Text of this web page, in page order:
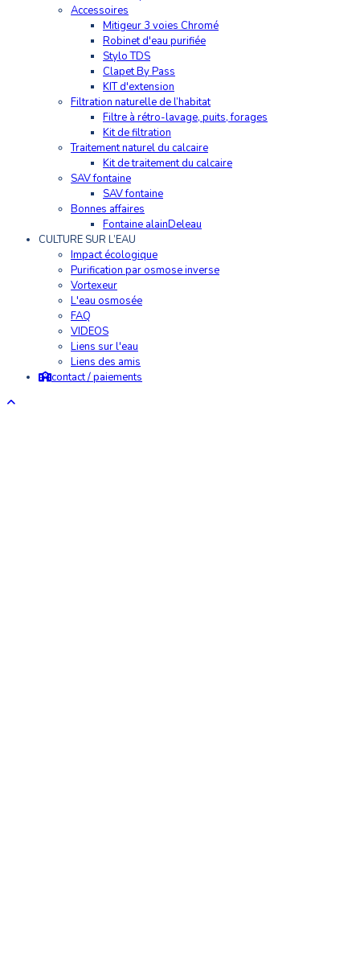
Accessoires
Mitigeur 3 voies Chromé
Robinet d'eau purifiée
Stylo TDS
Clapet By Pass
KIT d'extension
Filtration naturelle de l’habitat
Filtre à rétro-lavage, puits, forages
Kit de filtration
Traitement naturel du calcaire
Kit de traitement du calcaire
SAV fontaine
SAV fontaine
Bonnes affaires
Fontaine alainDeleau
CULTURE SUR L’EAU
Impact écologique
Purification par osmose inverse
Vortexeur
L'eau osmosée
FAQ
VIDEOS
Liens sur l'eau
Liens des amis
contact / paiements